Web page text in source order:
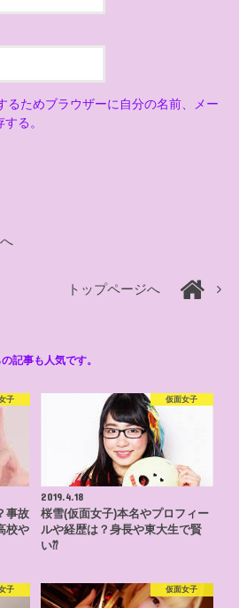
るためブラウザーに自分の名前、メー
る。
トップページへ
記事も人気です。
子
事故
校や
仮面女子
2019.4.18
桜雪(仮面女子)本名やプロフィー
ルや経歴は？身長や東大生で賢
い⁇
子 仮面女子